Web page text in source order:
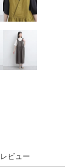
レビュー